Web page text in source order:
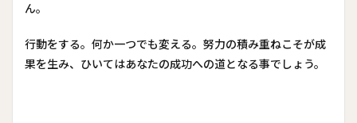
ん。
行動をする。何か一つでも変える。努力の積み重ねこそが成
果を生み、ひいてはあなたの成功への道となる事でしょう。